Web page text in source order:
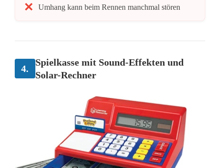
Umhang kann beim Rennen manchmal stören
4.
Spielkasse mit Sound-Effekten und
Solar-Rechner